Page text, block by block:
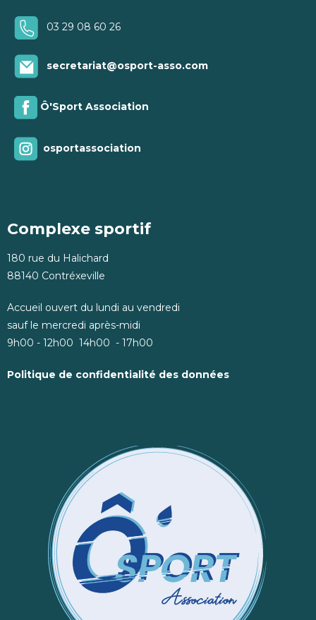
03 29 08 60 26
secretariat@osport-asso.com
Ô'Sport Association
osportassociation
Complexe sportif
180 rue du Halichard
88140 Contréxeville
Accueil ouvert du lundi au vendredi
sauf le mercredi après-midi
9h00 - 12h00 14h00 - 17h00
Politique de confidentialité des données